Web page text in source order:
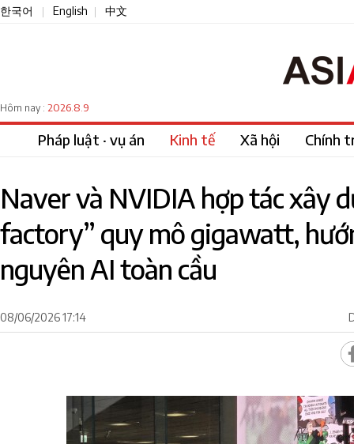
한국어 English 中文
Hôm nay : 2026.8.9
Pháp luật · vụ án Kinh tế Xã hội Chính
Naver và NVIDIA hợp tác xây
factory” quy mô gigawatt,
nguyên AI toàn cầu
08/06/2026 17:14